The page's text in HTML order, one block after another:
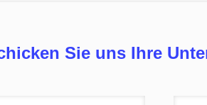
Sie uns Ihre